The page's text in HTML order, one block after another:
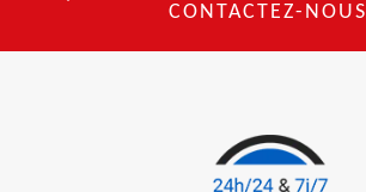
CONTACTEZ-NOUS